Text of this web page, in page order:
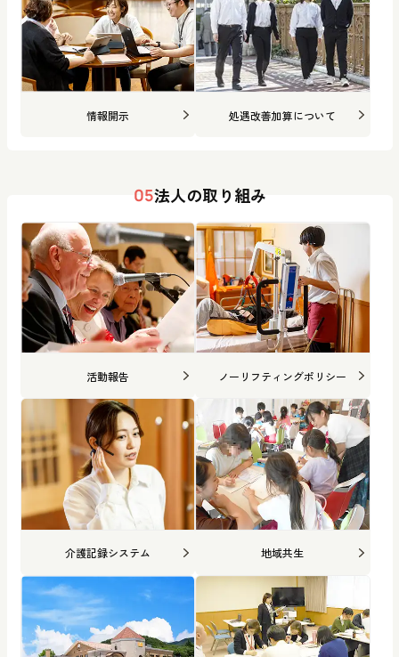
情報開示 処遇改善加算について
05法人の取り組み
活動報告 ノーリフティングポリシー
介護記録システム 地域共生